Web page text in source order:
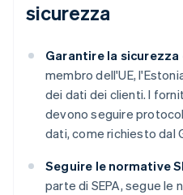
sicurezza
Garantire la sicurezza
membro dell'UE,
dei dati dei clienti. I
devono seguire
dati, come richiesto dal
Seguire le normative
parte di SEPA, segue le